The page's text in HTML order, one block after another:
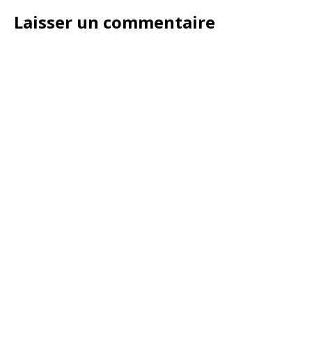
Laisser un commentaire